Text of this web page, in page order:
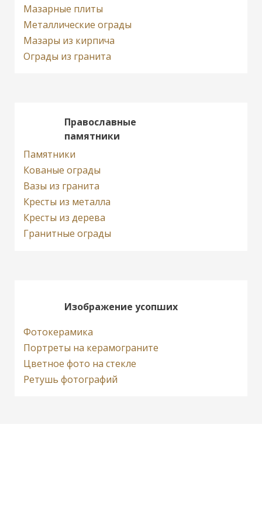
Мазарные плиты
Металлические ограды
Мазары из кирпича
Ограды из гранита
Православные
памятники
Памятники
Кованые ограды
Вазы из гранита
Кресты из металла
Кресты из дерева
Гранитные ограды
Изображение усопших
Фотокерамика
Портреты на керамограните
Цветное фото на стекле
Ретушь фотографий